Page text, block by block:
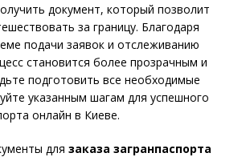
документ, который позволит
за границу. Благодаря
подачи заявок и отслеживанию
становится более прозрачным и
подготовить все необходимые
указанным шагам для успешного
онлайн в Киеве.
для заказа загранпаспорта